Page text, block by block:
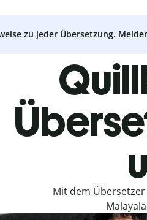
zu jeder Übersetzung.
Mit dem